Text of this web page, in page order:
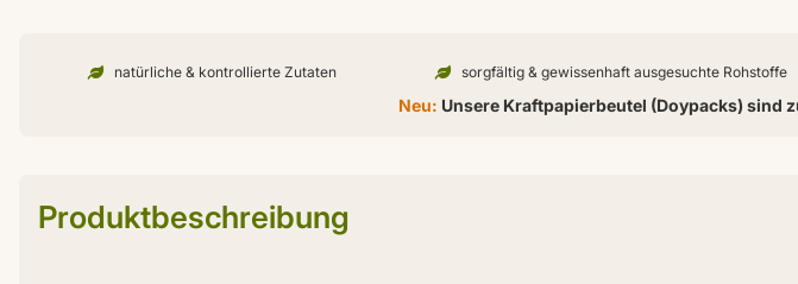
natürliche & kontrollierte Zutaten sorgfältig & gewissenhaft ausgesuchte Rohstoffe
Neu: Unsere Kraftpapierbeutel (Doypacks) sind
Produktbeschreibung